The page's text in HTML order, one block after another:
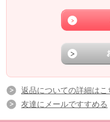
返品についての詳細はこ
友達にメールですすめる